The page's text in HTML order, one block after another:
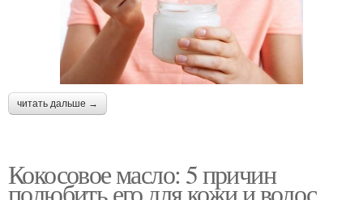
читать дальше →
Кокосовое масло: 5 причин